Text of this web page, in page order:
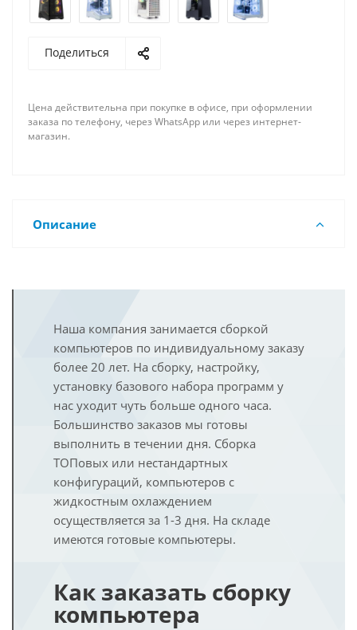
Поделиться
Цена действительна при покупке в офисе, при оформлении
заказа по телефону, через WhatsApp или через интернет-
магазин.
Описание
Наша компания занимается сборкой
компьютеров по индивидуальному заказу
более 20 лет. На сборку, настройку,
установку базового набора программ у
нас уходит чуть больше одного часа.
Большинство заказов мы готовы
выполнить в течении дня. Сборка
ТОПовых или нестандартных
конфигураций, компьютеров с
жидкостным охлаждением
осуществляется за 1-3 дня. На складе
имеются готовые компьютеры.
Как заказать сборку
компьютера